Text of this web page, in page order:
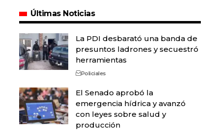
Últimas Noticias
La PDI desbarató una banda de
presuntos ladrones y secuestró
herramientas
Policiales
El Senado aprobó la
emergencia hídrica y avanzó
con leyes sobre salud y
producción